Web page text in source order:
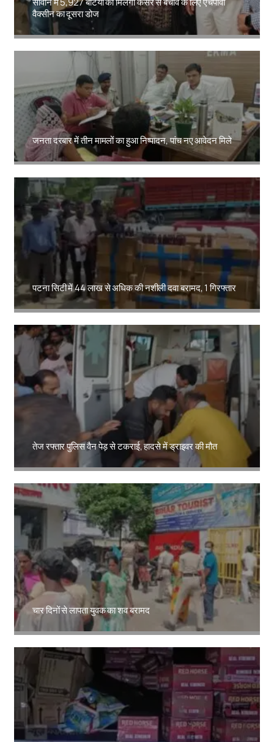
वैक्सीन का दूसरा डोज
Amit Lekh
जनता दरबार में तीन मामलों का हुआ निष्पादन, पांच नए आवेदन मिले
Amit Lekh
पटना सिटी में 44 लाख से अधिक की नशीली दवा बरामद, 1 गिरफ्तार
Amit Lekh
तेज रफ्तार पुलिस वैन पेड़ से टकराई, हादसे में ड्राइवर की मौत
चार दिनों से लापता युवक का शव बरामद